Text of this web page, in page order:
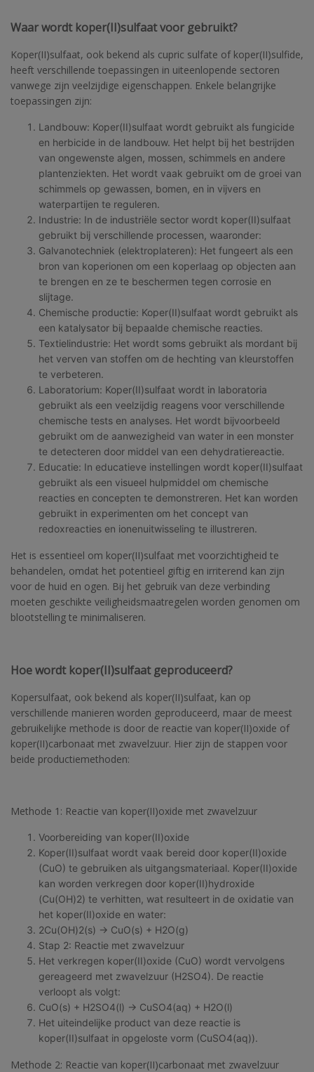
Waar wordt koper(II)sulfaat voor gebruikt?
Koper(II)sulfaat, ook bekend als cupric sulfate of koper(II)sulfide,
heeft verschillende toepassingen in uiteenlopende sectoren
vanwege zijn veelzijdige eigenschappen. Enkele belangrijke
toepassingen zijn:
Landbouw: Koper(II)sulfaat wordt gebruikt als fungicide
en herbicide in de landbouw. Het helpt bij het bestrijden
van ongewenste algen, mossen, schimmels en andere
plantenziekten. Het wordt vaak gebruikt om de groei van
schimmels op gewassen, bomen, en in vijvers en
waterpartijen te reguleren.
Industrie: In de industriële sector wordt koper(II)sulfaat
gebruikt bij verschillende processen, waaronder:
Galvanotechniek (elektroplateren): Het fungeert als een
bron van koperionen om een koperlaag op objecten aan
te brengen en ze te beschermen tegen corrosie en
slijtage.
Chemische productie: Koper(II)sulfaat wordt gebruikt als
een katalysator bij bepaalde chemische reacties.
Textielindustrie: Het wordt soms gebruikt als mordant bij
het verven van stoffen om de hechting van kleurstoffen
te verbeteren.
Laboratorium: Koper(II)sulfaat wordt in laboratoria
gebruikt als een veelzijdig reagens voor verschillende
chemische tests en analyses. Het wordt bijvoorbeeld
gebruikt om de aanwezigheid van water in een monster
te detecteren door middel van een dehydratiereactie.
Educatie: In educatieve instellingen wordt koper(II)sulfaat
gebruikt als een visueel hulpmiddel om chemische
reacties en concepten te demonstreren. Het kan worden
gebruikt in experimenten om het concept van
redoxreacties en ionenuitwisseling te illustreren.
Het is essentieel om koper(II)sulfaat met voorzichtigheid te
behandelen, omdat het potentieel giftig en irriterend kan zijn
voor de huid en ogen. Bij het gebruik van deze verbinding
moeten geschikte veiligheidsmaatregelen worden genomen om
blootstelling te minimaliseren.
Hoe wordt koper(II)sulfaat geproduceerd?
Kopersulfaat, ook bekend als koper(II)sulfaat, kan op
verschillende manieren worden geproduceerd, maar de meest
gebruikelijke methode is door de reactie van koper(II)oxide of
koper(II)carbonaat met zwavelzuur. Hier zijn de stappen voor
beide productiemethoden:
Methode 1: Reactie van koper(II)oxide met zwavelzuur
Voorbereiding van koper(II)oxide
Koper(II)sulfaat wordt vaak bereid door koper(II)oxide
(CuO) te gebruiken als uitgangsmateriaal. Koper(II)oxide
kan worden verkregen door koper(II)hydroxide
(Cu(OH)2) te verhitten, wat resulteert in de oxidatie van
het koper(II)oxide en water:
2Cu(OH)2(s) → CuO(s) + H2O(g)
Stap 2: Reactie met zwavelzuur
Het verkregen koper(II)oxide (CuO) wordt vervolgens
gereageerd met zwavelzuur (H2SO4). De reactie
verloopt als volgt:
CuO(s) + H2SO4(l) → CuSO4(aq) + H2O(l)
Het uiteindelijke product van deze reactie is
koper(II)sulfaat in opgeloste vorm (CuSO4(aq)).
Methode 2: Reactie van koper(II)carbonaat met zwavelzuur